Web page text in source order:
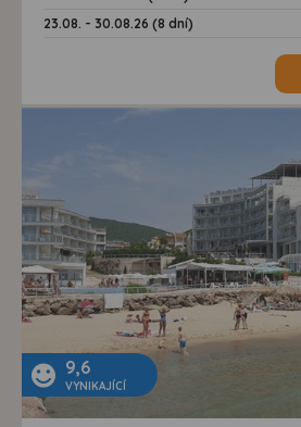
23.08. - 30.08.26 (8 dní)
9,6
VYNIKAJÍCÍ